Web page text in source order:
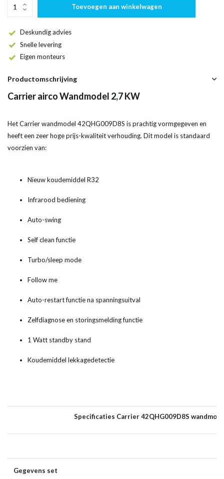
Toevoegen aan winkelwagen
Deskundig advies
Snelle levering
Eigen monteurs
Productomschrijving
Carrier airco Wandmodel 2,7 KW
Het Carrier wandmodel 42QHG009D8S is prachtig vormgegeven en
heeft een zeer hoge prijs-kwaliteit verhouding. Dit model is standaard
voorzien van:
Nieuw koudemiddel R32
Infrarood bediening
Auto-swing
Self clean functie
Turbo/sleep mode
Follow me
Auto-restart functie na spanningsuitval
Zelfdiagnose en storingsmelding functie
1 Watt standby stand
Koudemiddel lekkagedetectie
Specificaties Carrier 42QHG009D8S
Gegevens set